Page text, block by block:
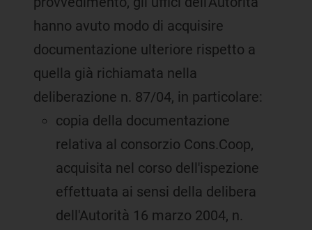
hanno avuto modo di acquisire
documentazione ulteriore rispetto a
quella già richiamata nella
deliberazione n. 87/04, in particolare:
copia della documentazione
relativa al consorzio Cons.Coop,
acquisita nel corso dell'ispezione
effettuata ai sensi della delibera
dell'Autorità 16 marzo 2004, n.